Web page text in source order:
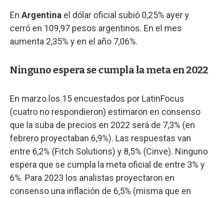
En Argentina el dólar oficial subió 0,25% ayer y
cerró en 109,97 pesos argentinos. En el mes
aumenta 2,35% y en el año 7,06%.
Ninguno espera se cumpla la meta en 2022
En marzo los 15 encuestados por LatinFocus
(cuatro no respondieron) estimaron en consenso
que la suba de precios en 2022 será de 7,3% (en
febrero proyectaban 6,9%). Las respuestas van
entre 6,2% (Fitch Solutions) y 8,5% (Cinve). Ninguno
espera que se cumpla la meta oficial de entre 3% y
6%. Para 2023 los analistas proyectaron en
consenso una inflación de 6,5% (misma que en